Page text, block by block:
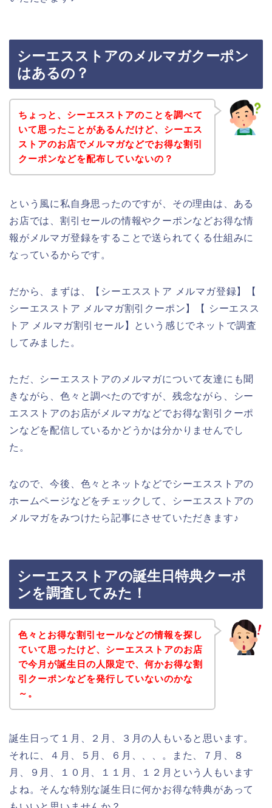
シーエスストアのメルマガクーポン
はあるの？
ちょっと、シーエスストアのことを調べて
いて思ったことがあるんだけど、シーエス
ストアのお店でメルマガなどでお得な割引
クーポンなどを配布していないの？
という風に私自身思ったのですが、その理由は、ある
お店では、割引セールの情報やクーポンなどお得な情
報がメルマガ登録をすることで送られてくる仕組みに
なっているからです。
だから、まずは、【シーエスストア メルマガ登録】【
シーエスストア メルマガ割引クーポン】【 シーエスス
トア メルマガ割引セール】という感じでネットで調査
してみました。
ただ、シーエスストアのメルマガについて友達にも聞
きながら、色々と調べたのですが、残念ながら、シー
エスストアのお店がメルマガなどでお得な割引クーポ
ンなどを配信しているかどうかは分かりませんでし
た。
なので、今後、色々とネットなどでシーエスストアの
ホームページなどをチェックして、シーエスストアの
メルマガをみつけたら記事にさせていただきます♪
シーエスストアの誕生日特典クーポ
ンを調査してみた！
色々とお得な割引セールなどの情報を探し
ていて思ったけど、シーエスストアのお店
で今月が誕生日の人限定で、何かお得な割
引クーポンなどを発行していないのかな
～。
誕生日って１月、２月、３月の人もいると思います。
それに、４月、５月、６月、、、。また、７月、８
月、９月、１０月、１１月、１２月という人もいます
よね。そんな特別な誕生日に何かお得な特典があって